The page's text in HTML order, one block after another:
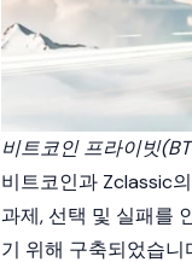
비트코인 프라이빗
비트코인과 Zclassic
과제, 선택 및 실패를
기 위해 구축되었습